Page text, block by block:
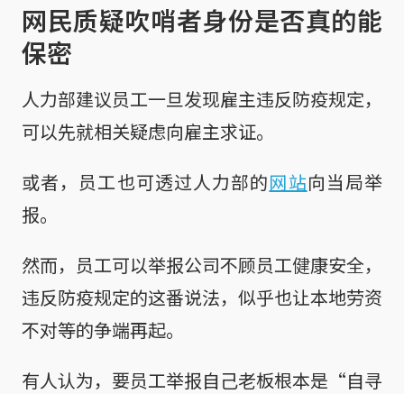
网民质疑吹哨者身份是否真的能
保密
人力部建议员工一旦发现雇主违反防疫规定，
可以先就相关疑虑向雇主求证。
或者，员工也可透过人力部的网站向当局举
报。
然而，员工可以举报公司不顾员工健康安全，
违反防疫规定的这番说法，似乎也让本地劳资
不对等的争端再起。
有人认为，要员工举报自己老板根本是“自寻